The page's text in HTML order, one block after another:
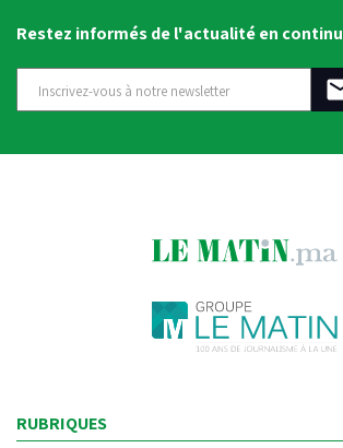
Restez informés de l'actualité en continu
RUBRIQUES